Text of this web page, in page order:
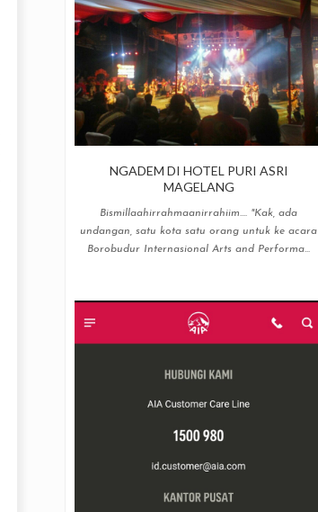
NGADEM DI HOTEL PURI ASRI
MAGELANG
Bismillaahirrahmaanirrahiim.... "Kak, ada
undangan, satu kota satu orang untuk ke acara
Borobudur Internasional Arts and Performa...